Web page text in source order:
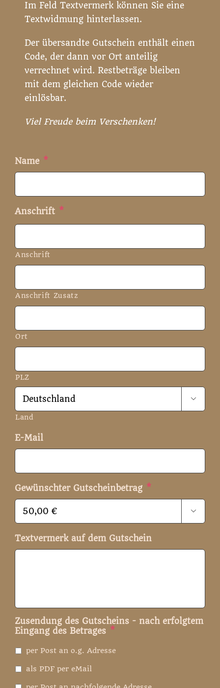
Im Feld Textvermerk können Sie eine
Textwidmung hinterlassen.
Der übersandte Gutschein enthält einen
Code, der dann vor Ort anteilig
verrechnet wird. Restbeträge bleiben
mit dem gleichen Code wieder
einlösbar.
Viel Freude beim Verschenken!
Name *
Anschrift *
Anschrift
Anschrift Zusatz
Ort
PLZ

Land
E-Mail
Gewünschter Gutscheinbetrag *

Textvermerk auf dem Gutschein
Zusendung des Gutscheins - nach erfolgtem
Eingang des Betrages *
per Post an o.g. Adresse
als PDF per eMail